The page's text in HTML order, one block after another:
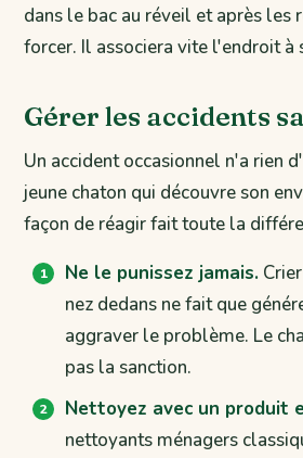
dans le bac au réveil et après les
forcer. Il associera vite l'endroit à
Gérer les accidents
Un accident occasionnel n'a rien
jeune chaton qui découvre son
façon de réagir fait toute la
Ne le punissez jamais.
nez dedans ne fait que
aggraver le problème. Le
pas la sanction.
Nettoyez avec un produit
nettoyants ménagers